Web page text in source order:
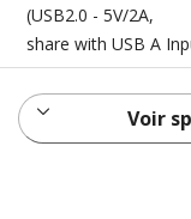
(USB2.0 - 5V/2A,
share with USB A
Voir